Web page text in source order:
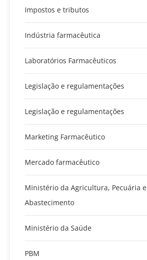
Impostos e tributos
Indústria farmacêutica
Laboratórios Farmacêuticos
Legislação e regulamentações
Legislação e regulamentações
Marketing Farmacêutico
Mercado farmacêutico
Ministério da Agricultura, Pecuária e
Abastecimento
Ministério da Saúde
PBM